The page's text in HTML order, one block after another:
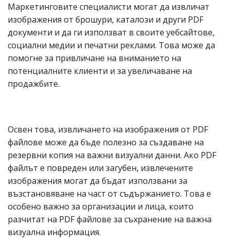
Маркетинговите специалисти могат да извличат
изображения от брошури, каталози и други PDF
документи и да ги използват в своите уебсайтове,
социални медии и печатни реклами. Това може да
помогне за привличане на вниманието на
потенциалните клиенти и за увеличаване на
продажбите.
Освен това, извличането на изображения от PDF
файлове може да бъде полезно за създаване на
резервни копия на важни визуални данни. Ако PDF
файлът е повреден или загубен, извлечените
изображения могат да бъдат използвани за
възстановяване на част от съдържанието. Това е
особено важно за организации и лица, които
разчитат на PDF файлове за съхранение на важна
визуална информация.